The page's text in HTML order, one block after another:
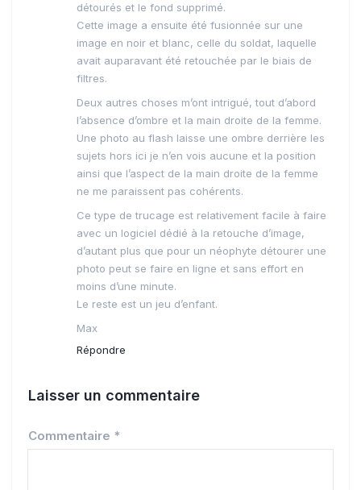
détourés et le fond supprimé.
Cette image a ensuite été fusionnée sur une
image en noir et blanc, celle du soldat, laquelle
avait auparavant été retouchée par le biais de
filtres.
Deux autres choses m’ont intrigué, tout d’abord
l’absence d’ombre et la main droite de la femme.
Une photo au flash laisse une ombre derrière les
sujets hors ici je n’en vois aucune et la position
ainsi que l’aspect de la main droite de la femme
ne me paraissent pas cohérents.
Ce type de trucage est relativement facile à faire
avec un logiciel dédié à la retouche d’image,
d’autant plus que pour un néophyte détourer une
photo peut se faire en ligne et sans effort en
moins d’une minute.
Le reste est un jeu d’enfant.
Max
Répondre
Laisser un commentaire
Commentaire *